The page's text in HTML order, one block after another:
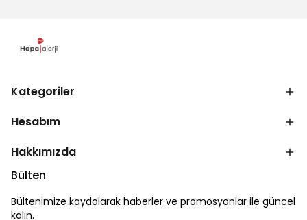
Kategoriler
Hesabım
Hakkımızda
Bülten
Bültenimize kaydolarak haberler ve promosyonlar ile güncel
kalın.